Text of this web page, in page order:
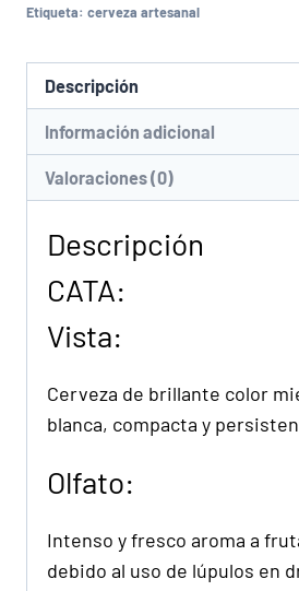
Etiqueta: cerveza artesanal
Descripción
Información adicional
Valoraciones (0)
Descripción
CATA:
Vista:
Cerveza de brillante color
blanca, compacta y
Olfato:
Intenso y fresco aroma a
debido al uso de lúpulos en